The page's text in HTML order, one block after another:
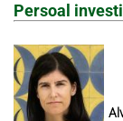
Persoal